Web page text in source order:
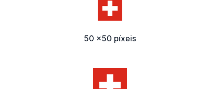
50 x50 píxeis